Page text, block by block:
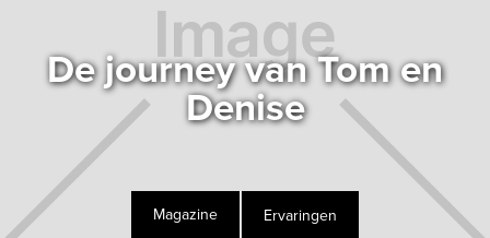
De journey van Tom en
Denise
Magazine Ervaringen